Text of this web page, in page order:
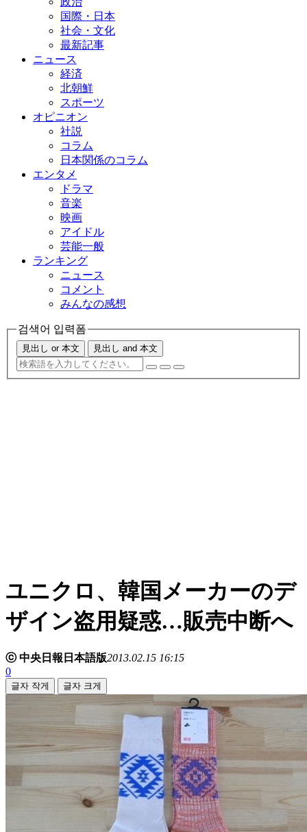
国際・日本
社会・文化
最新記事
ニュース
経済
北朝鮮
スポーツ
オピニオン
社説
コラム
日本関係のコラム
エンタメ
ドラマ
音楽
映画
アイドル
芸能一般
ランキング
ニュース
コメント
みんなの感想
검색어 입력폼
見出し or 本文 見出し and 本文
ユニクロ、韓国メーカーのデ
ザイン盗用疑惑…販売中断へ
ⓒ 中央日報日本語版2013.02.15 16:15
0
글자 작게 글자 크게